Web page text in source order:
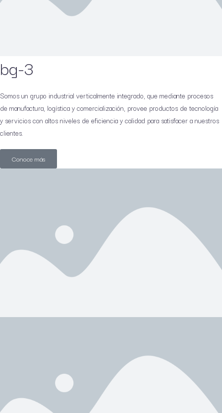
bg-3
Somos un grupo industrial verticalmente integrado, que mediante procesos
de manufactura, logística y comercialización, provee productos de tecnología
y servicios con altos niveles de eficiencia y calidad para satisfacer a nuestros
clientes.
Conoce más